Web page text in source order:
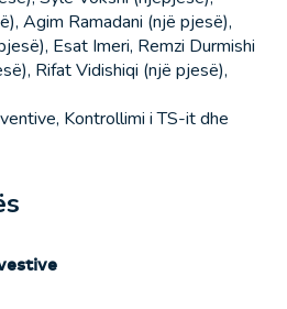
Agim Ramadani (një pjesë),
Esat Imeri, Remzi Durmishi
Rifat Vidishiqi (një pjesë),
Kontrollimi i TS-it dhe